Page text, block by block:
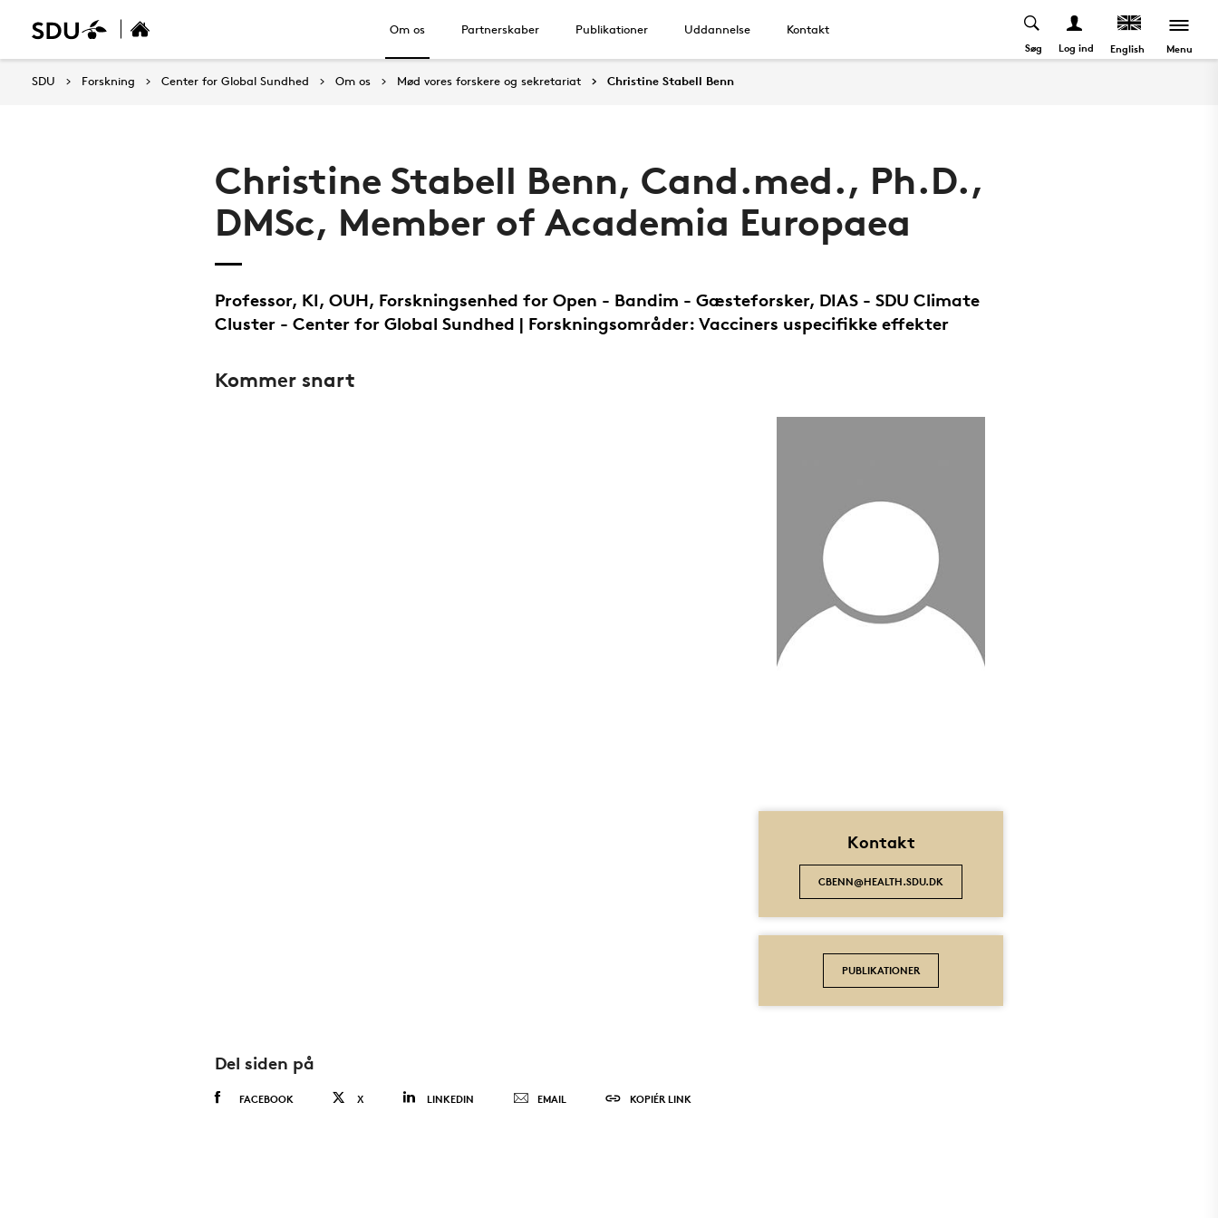
Om os Partnerskaber Publikationer Uddannelse Kontakt
Søg Log ind English Menu
SDU Forskning Center for Global Sundhed Om os Mød vores forskere og sekretariat Christine Stabell Benn
Christine Stabell Benn, Cand.med., Ph.D.,
DMSc, Member of Academia Europaea
Professor, KI, OUH, Forskningsenhed for Open - Bandim - Gæsteforsker, DIAS - SDU Climate
Cluster - Center for Global Sundhed | Forskningsområder: Vacciners uspecifikke effekter
Kommer snart
Kontakt
CBENN@HEALTH.SDU.DK
PUBLIKATIONER
Del siden på
FACEBOOK X LINKEDIN EMAIL KOPIÉR LINK